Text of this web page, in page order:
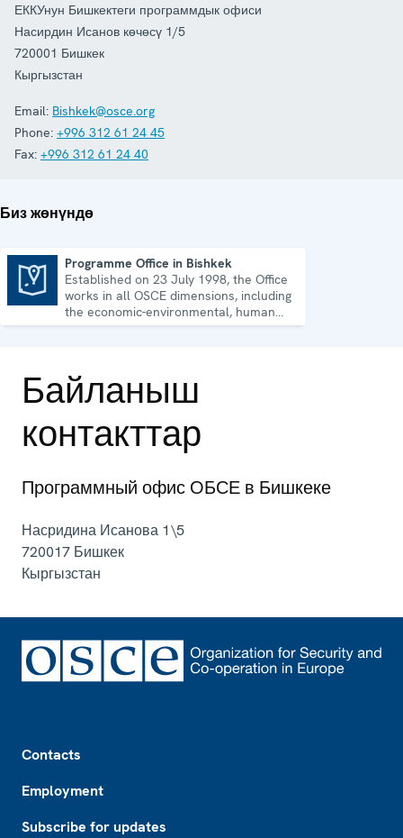
ЕККУнун Бишкектеги программдык офиси
Насирдин Исанов көчөсү 1/5
720001 Бишкек
Кыргызстан
Email: Bishkek@osce.org
Phone: +996 312 61 24 45
Fax: +996 312 61 24 40
Биз жөнүндө
Programme Office in Bishkek
Established on 23 July 1998, the Office
works in all OSCE dimensions, including
the economic-environmental, human
and political aspects of security.
Байланыш
контакттар
Программный офис ОБСЕ в Бишкеке
Насридина Исанова 1\5
720017 Бишкек
Кыргызстан
Contacts
Employment
Subscribe for updates